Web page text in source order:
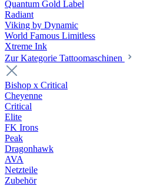
Quantum Gold Label
Radiant
Viking by Dynamic
World Famous Limitless
Xtreme Ink
Zur Kategorie Tattoomaschinen
Bishop x Critical
Cheyenne
Critical
Elite
FK Irons
Peak
Dragonhawk
AVA
Netzteile
Zubehör